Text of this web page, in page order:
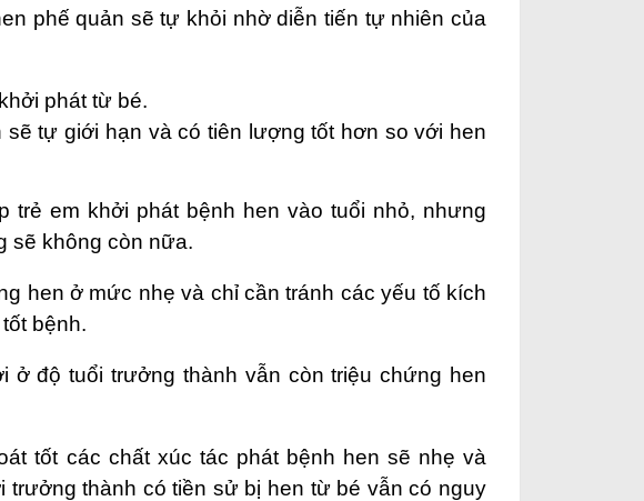
phế quản sẽ tự khỏi nhờ diễn tiến tự nhiên của
phát từ bé.
tự giới hạn và có tiên lượng tốt hơn so với hen
trẻ em khởi phát bệnh hen vào tuổi nhỏ, nhưng
sẽ không còn nữa.
hen ở mức nhẹ và chỉ cần tránh các yếu tố kích
bệnh.
ở độ tuổi trưởng thành vẫn còn triệu chứng hen
tốt các chất xúc tác phát bệnh hen sẽ nhẹ và
trưởng thành có tiền sử bị hen từ bé vẫn có nguy